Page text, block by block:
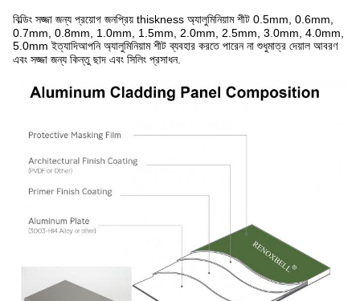
বিল্ডিং সজ্জা জন্য প্রয়োগ জনপ্রিয় thiskness অ্যালুমিনিয়াম শীট 0.5mm, 0.6mm,
0.7mm, 0.8mm, 1.0mm, 1.5mm, 2.0mm, 2.5mm, 3.0mm, 4.0mm,
5.0mm ইত্যাদিআপনি অ্যালুমিনিয়াম শীট ব্যবহার করতে পারেন না শুধুমাত্র দেয়াল আবরণ
এবং সজ্জা জন্য কিন্তু ছাদ এবং সিলিং প্রসাধন.